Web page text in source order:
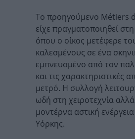
Το προηγούμενο Métiers
είχε πραγματοποιηθεί
όπου ο οίκος μετέφερε
καλεσμένους σε ένα
εμπνευσμένο από τον
και τις χαρακτηριστικές
μετρό. Η συλλογή
ωδή στη χειροτεχνία
μοντέρνα αστική
Υόρκης.